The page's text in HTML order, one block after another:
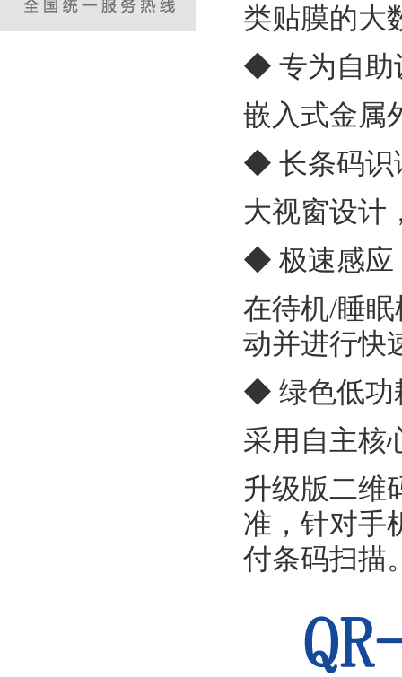
类贴膜的大
◆ 专为自助
嵌入式金属
◆ 长条码识
大视窗设计
◆ 极速感应
在待机/睡
动并进行快
◆ 绿色低功
采用自主核
升级版二维
准，针对手
付条码扫描